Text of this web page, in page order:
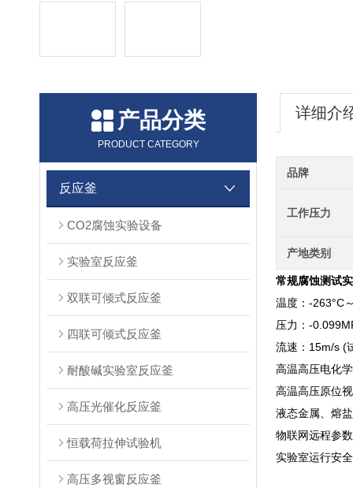
产品分类
PRODUCT CATEGORY
反应釜
CO2腐蚀实验设备
实验室反应釜
双联可倾式反应釜
四联可倾式反应釜
耐酸碱实验室反应釜
高压光催化反应釜
恒载荷拉伸试验机
高压多视窗反应釜
详细介
品牌
工作压力
产地类别
常规腐蚀测试
温度：-263°C
压力：-
流速：15m/s (
高温高压电化
高温高压原位
液态金属、熔
物联网远程参
实验室运行安